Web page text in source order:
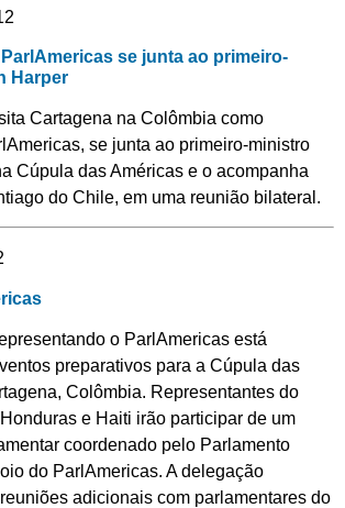
se junta ao primeiro-
Harper
Cartagena na Colômbia como
se junta ao primeiro-ministro
Cúpula das Américas e o acompanha
do Chile, em uma reunião bilateral.
o ParlAmericas está
preparativos para a Cúpula das
Colômbia. Representantes do
e Haiti irão participar de um
coordenado pelo Parlamento
do ParlAmericas. A delegação
adicionais com parlamentares do